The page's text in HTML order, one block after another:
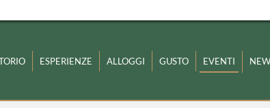
ESPERIENZE ALLOGGI GUSTO EVENTI